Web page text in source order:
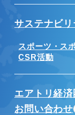
サステナビリ
スポーツ・ス
CSR活動
エアトリ経済
お問い合わせ